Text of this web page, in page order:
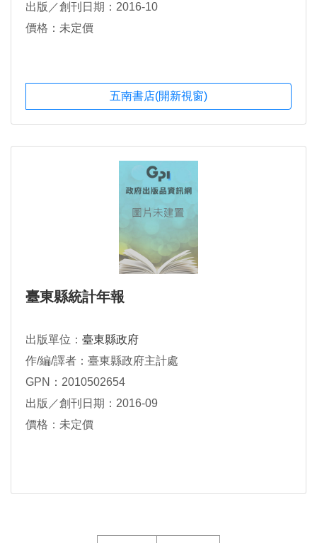
出版／創刊日期：2016-10
價格：未定價
五南書店(開新視窗)
臺東縣統計年報
出版單位： 臺東縣政府
作/編/譯者：臺東縣政府主計處
GPN：2010502654
出版／創刊日期：2016-09
價格：未定價